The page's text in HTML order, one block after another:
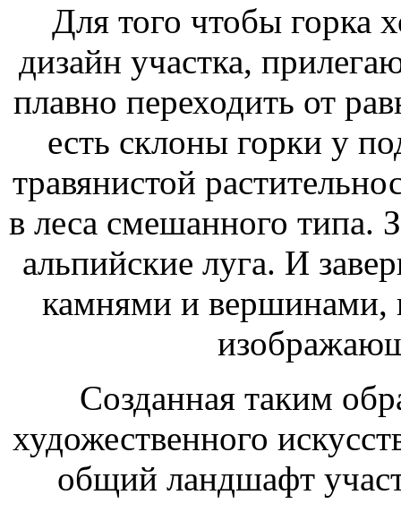
Для того чтобы горка
дизайн участка,
плавно переходить от
есть склоны горки у
травянистой
в леса смешанного типа.
альпийские луга. И
камнями и вершинами,
Созданная таким
художественного
общий ландшафт